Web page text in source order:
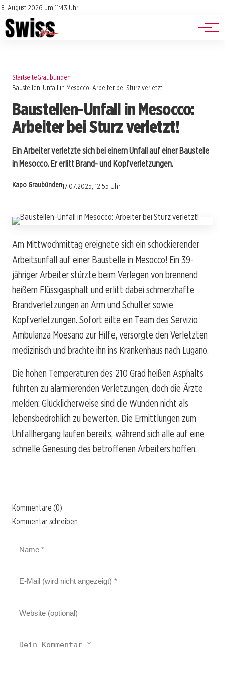
8. August 2026 um 11:43 Uhr
Impressum
Datenschutz
Jobs
Events
StartseiteGraubünden
Baustellen-Unfall in Mesocco: Arbeiter bei Sturz verletzt!
Baustellen-Unfall in Mesocco:
Arbeiter bei Sturz verletzt!
Ein Arbeiter verletzte sich bei einem Unfall auf einer Baustelle
in Mesocco. Er erlitt Brand- und Kopfverletzungen.
Kapo Graubünden17.07.2025, 12:55 Uhr
Am Mittwochmittag ereignete sich ein schockierender
Arbeitsunfall auf einer Baustelle in Mesocco! Ein 39-
jähriger Arbeiter stürzte beim Verlegen von brennend
heißem Flüssigasphalt und erlitt dabei schmerzhafte
Brandverletzungen an Arm und Schulter sowie
Kopfverletzungen. Sofort eilte ein Team des Servizio
Ambulanza Moesano zur Hilfe, versorgte den Verletzten
medizinisch und brachte ihn ins Krankenhaus nach Lugano.
Die hohen Temperaturen des 210 Grad heißen Asphalts
führten zu alarmierenden Verletzungen, doch die Ärzte
melden: Glücklicherweise sind die Wunden nicht als
lebensbedrohlich zu bewerten. Die Ermittlungen zum
Unfallhergang laufen bereits, während sich alle auf eine
schnelle Genesung des betroffenen Arbeiters hoffen.
Kommentare (0)
Kommentar schreiben